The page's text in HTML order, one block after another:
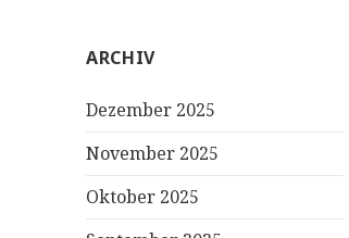
ARCHIV
Dezember 2025
November 2025
Oktober 2025